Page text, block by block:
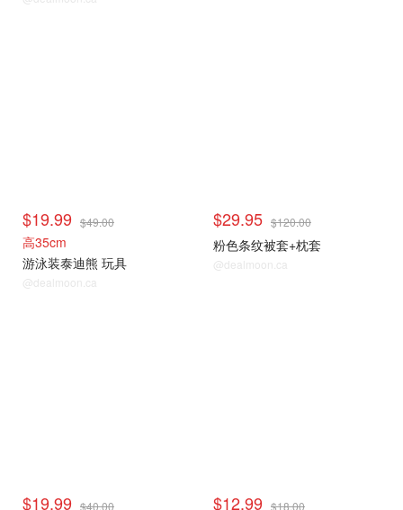
$19.99 $49.00
高35cm
游泳装泰迪熊 玩具
@dealmoon.ca
$29.95 $120.00
粉色条纹被套+枕套
@dealmoon.ca
$19.99 $40.00 $12.99 $18.00